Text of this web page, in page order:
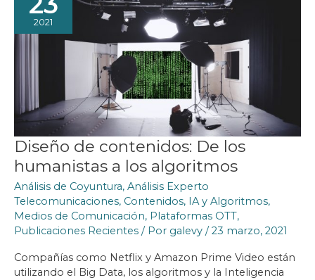
2021
Diseño de contenidos: De los
humanistas a los algoritmos
Análisis de Coyuntura, Análisis Experto
Telecomunicaciones, Contenidos, IA y Algoritmos,
Medios de Comunicación, Plataformas OTT,
Publicaciones Recientes / Por galevy /23 marzo, 2021
Compañías como Netflix y Amazon Prime Video están
utilizando el Big Data, los algoritmos y la Inteligencia